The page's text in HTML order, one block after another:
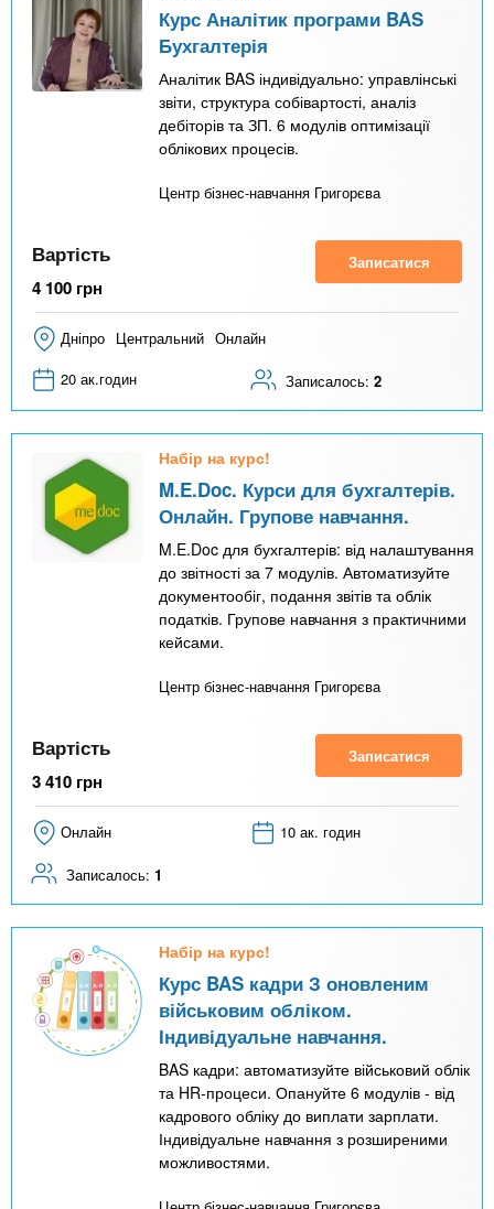
Курс Аналітик програми BAS
Бухгалтерія
Аналітик BAS індивідуально: управлінські
звіти, структура собівартості, аналіз
дебіторів та ЗП. 6 модулів оптимізації
облікових процесів.
Центр бізнес-навчання Григорєва
Вартість
4 100 грн
Записатися
Дніпро Центральний Онлайн
20 ак.годин
Записалось: 2
Набір на курс!
M.E.Doc. Курси для бухгалтерів.
Онлайн. Групове навчання.
M.E.Doc для бухгалтерів: від налаштування
до звітності за 7 модулів. Автоматизуйте
документообіг, подання звітів та облік
податків. Групове навчання з практичними
кейсами.
Центр бізнес-навчання Григорєва
Вартість
3 410 грн
Записатися
Онлайн 10 ак. годин
Записалось: 1
Набір на курс!
Курс BAS кадри З оновленим
військовим обліком.
Індивідуальне навчання.
BAS кадри: автоматизуйте військовий облік
та HR-процеси. Опануйте 6 модулів - від
кадрового обліку до виплати зарплати.
Індивідуальне навчання з розширеними
можливостями.